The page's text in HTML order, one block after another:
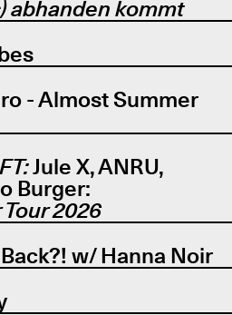
abhanden kommt
- Almost Summer
Jule X, ANRU,
Burger:
2026
w/ Hanna Noir